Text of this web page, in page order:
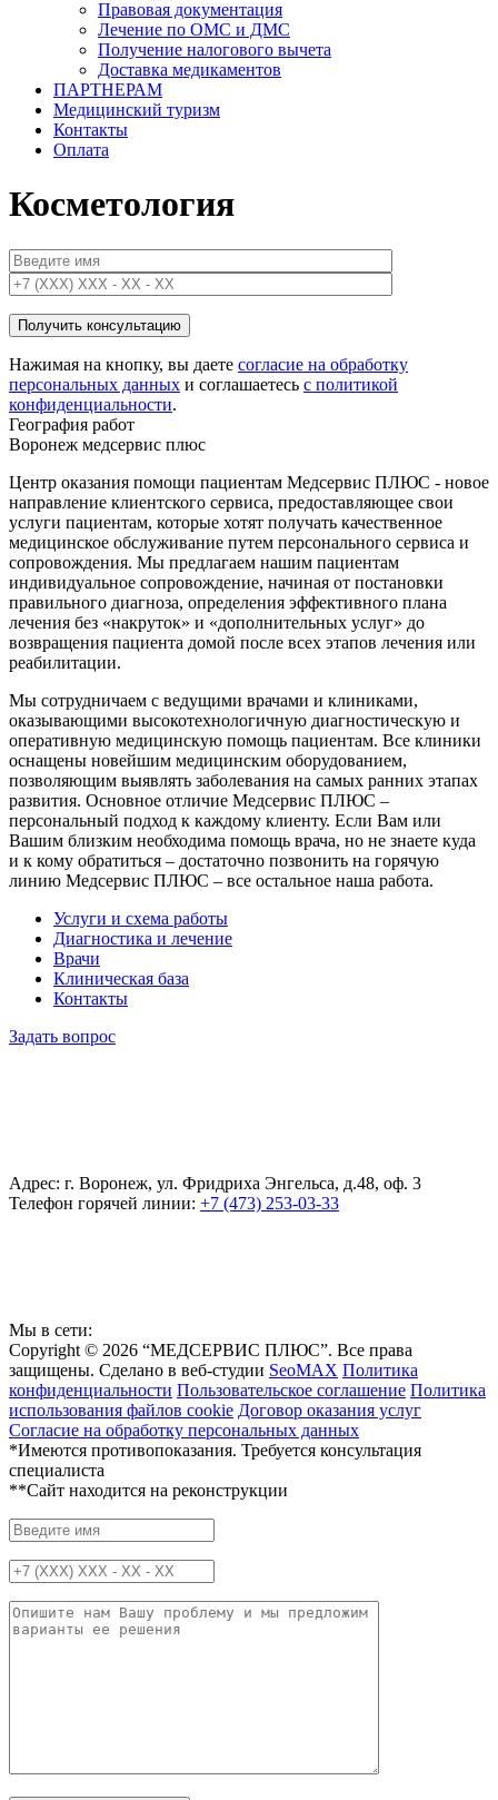
Правовая документация
Лечение по ОМС и ДМС
Получение налогового вычета
Доставка медикаментов
ПАРТНЕРАМ
Медицинский туризм
Контакты
Оплата
Косметология
Нажимая на кнопку, вы даете согласие на обработку
персональных данных и соглашаетесь c политикой
конфиденциальности.
География работ
Воронеж медсервис плюс
Центр оказания помощи пациентам Медсервис ПЛЮС - новое
направление клиентского сервиса, предоставляющее свои
услуги пациентам, которые хотят получать качественное
медицинское обслуживание путем персонального сервиса и
сопровождения. Мы предлагаем нашим пациентам
индивидуальное сопровождение, начиная от постановки
правильного диагноза, определения эффективного плана
лечения без «накруток» и «дополнительных услуг» до
возвращения пациента домой после всех этапов лечения или
реабилитации.
Мы сотрудничаем с ведущими врачами и клиниками,
оказывающими высокотехнологичную диагностическую и
оперативную медицинскую помощь пациентам. Все клиники
оснащены новейшим медицинским оборудованием,
позволяющим выявлять заболевания на самых ранних этапах
развития. Основное отличие Медсервис ПЛЮС –
персональный подход к каждому клиенту. Если Вам или
Вашим близким необходима помощь врача, но не знаете куда
и к кому обратиться – достаточно позвонить на горячую
линию Медсервис ПЛЮС – все остальное наша работа.
Услуги и схема работы
Диагностика и лечение
Врачи
Клиническая база
Контакты
Задать вопрос
Адрес: г. Воронеж, ул. Фридриха Энгельса, д.48, оф. 3
Телефон горячей линии: +7 (473) 253-03-33
Мы в сети:
Copyright © 2026 “МЕДСЕРВИС ПЛЮС”. Все права
защищены. Сделано в веб-студии SeoMAX Политика
конфиденциальности Пользовательское соглашение Политика
использования файлов cookie Договор оказания услуг
Согласие на обработку персональных данных
*Имеются противопоказания. Требуется консультация
специалиста
**Сайт находится на реконструкции